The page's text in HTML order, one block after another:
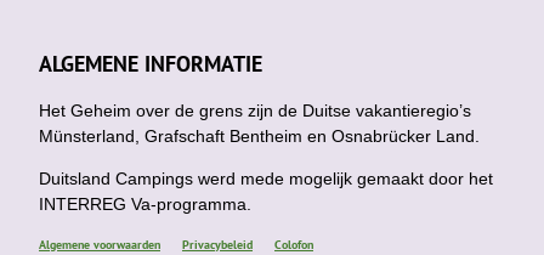
b
o
k
a
g
a
m
u
b
ALGEMENE INFORMATIE
Het Geheim over de grens zijn de Duitse vakantieregio’s
Münsterland, Grafschaft Bentheim en Osnabrücker Land.
Duitsland Campings werd mede mogelijk gemaakt door het
INTERREG Va-programma.
Algemene voorwaarden Privacybeleid Colofon